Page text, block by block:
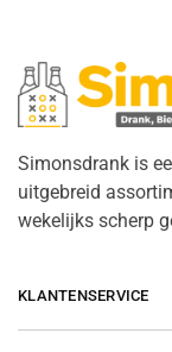
Simonsdrank is
uitgebreid
wekelijks scherp
KLANTENSERVICE